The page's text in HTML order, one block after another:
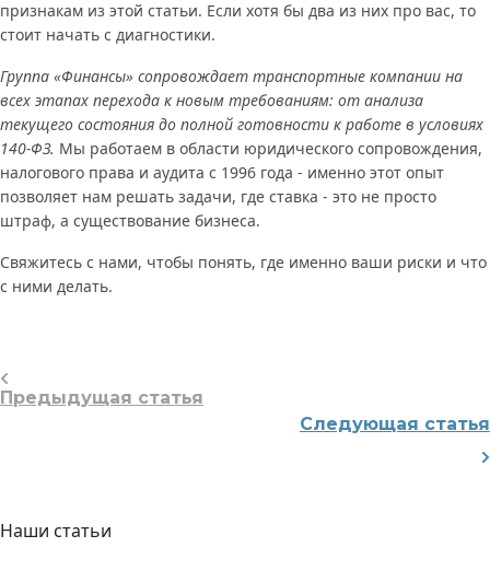
признакам из этой статьи. Если хотя бы два из них про вас, то
стоит начать с диагностики.
Группа «Финансы» сопровождает транспортные компании на
всех этапах перехода к новым требованиям: от анализа
текущего состояния до полной готовности к работе в условиях
140-ФЗ. Мы работаем в области юридического сопровождения,
налогового права и аудита с 1996 года - именно этот опыт
позволяет нам решать задачи, где ставка - это не просто
штраф, а существование бизнеса.
Свяжитесь с нами, чтобы понять, где именно ваши риски и что
с ними делать.
Предыдущая статья
Следующая статья
Наши статьи